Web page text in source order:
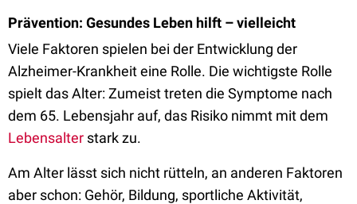
Prävention: Gesundes Leben hilft – vielleicht
Viele Faktoren spielen bei der Entwicklung der
Alzheimer-Krankheit eine Rolle. Die wichtigste Rolle
spielt das Alter: Zumeist treten die Symptome nach
dem 65. Lebensjahr auf, das Risiko nimmt mit dem
Lebensalter stark zu.
Am Alter lässt sich nicht rütteln, an anderen Faktoren
aber schon: Gehör, Bildung, sportliche Aktivität,